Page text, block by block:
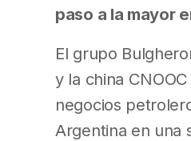
paso a la mayor
El grupo
y la china
negocios
Argentina en una